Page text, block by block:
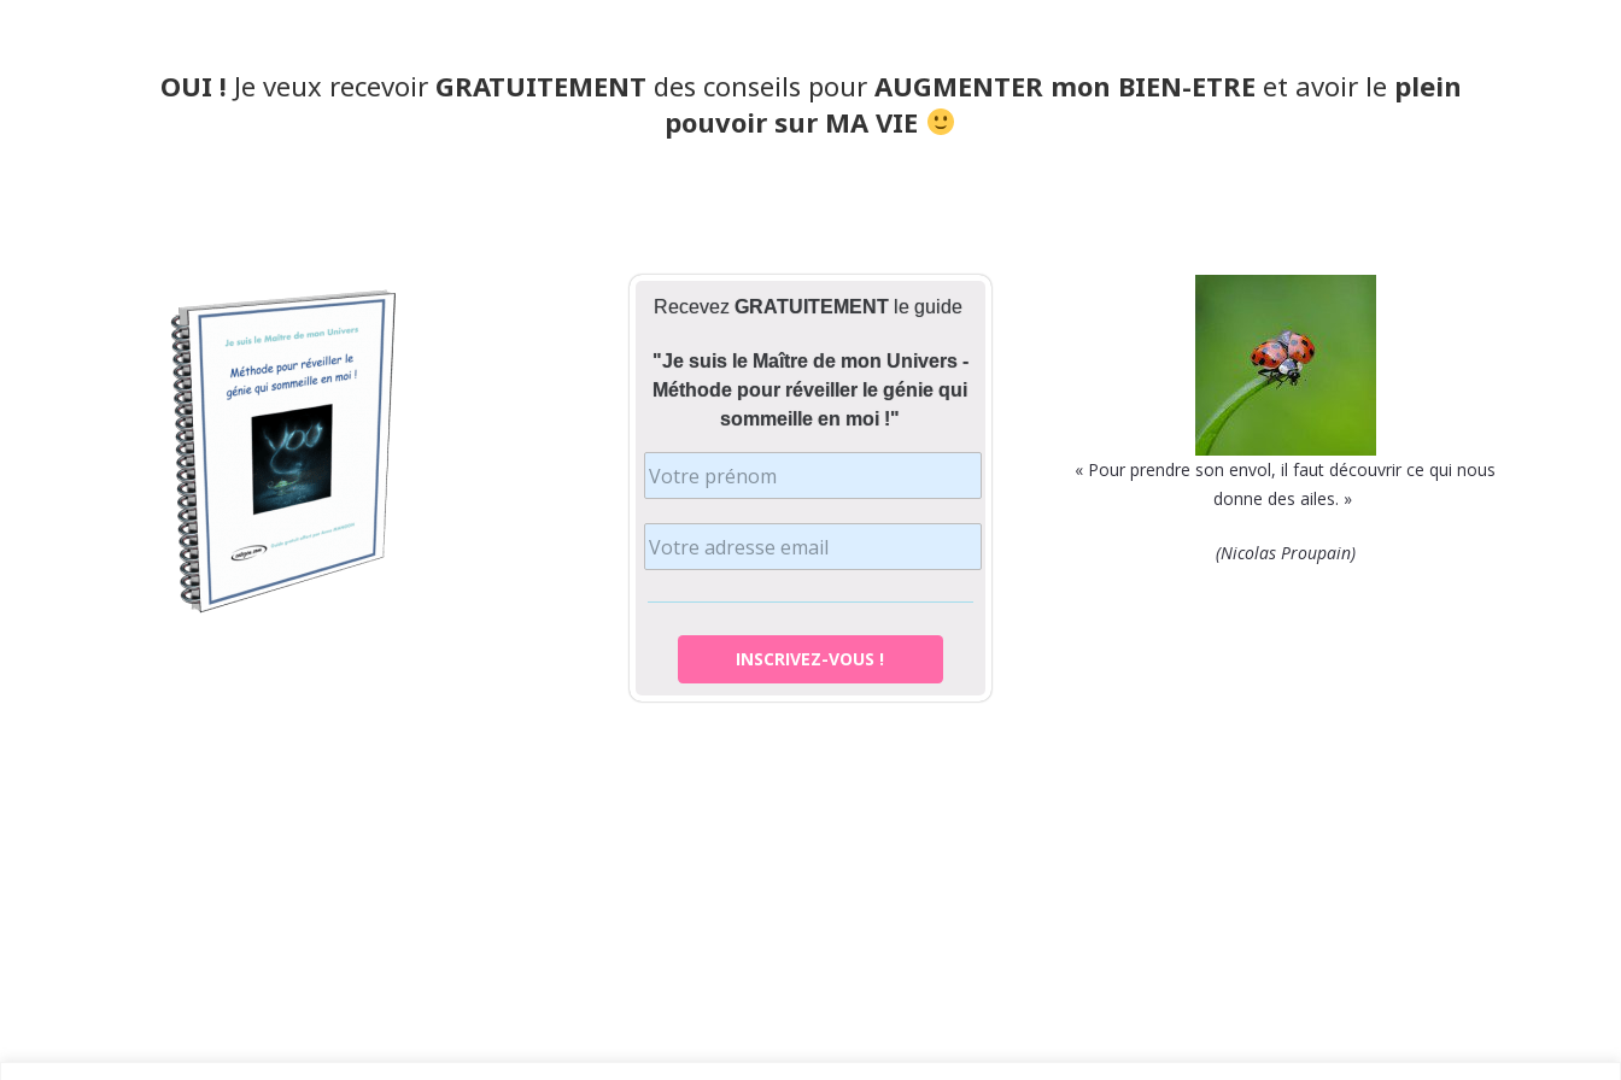
OUI ! Je veux recevoirGRATUITEMENT des conseils pourAUGMENTER mon BIEN-ETRE et avoir le plein
pouvoir sur MA VIE
Recevez GRATUITEMENTle guide
"Je suis le Maître de mon Univers -
Méthode pour réveiller le génie qui
sommeille en moi !"
« Pour prendre son envol,il faut découvrir ce qui nous
donne des ailes. »
(Nicolas Proupain)